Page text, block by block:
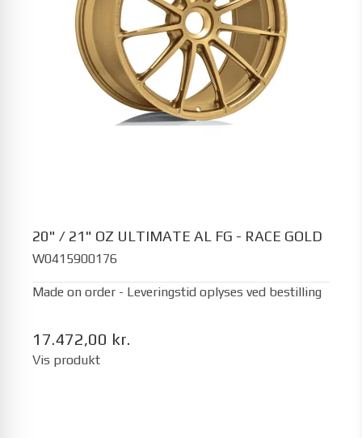
20" / 21" OZ ULTIMATE AL FG - RACE GOLD
W0415900176
Made on order - Leveringstid oplyses ved bestilling
17.472,00 kr.
Vis produkt